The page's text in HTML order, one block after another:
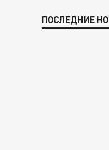
ПОСЛЕДНИЕ